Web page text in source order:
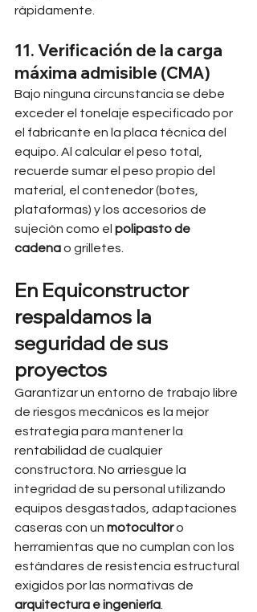
rápidamente.
11. Verificación de la carga
máxima admisible (CMA)
Bajo ninguna circunstancia se debe
exceder el tonelaje especificado por
el fabricante en la placa técnica del
equipo. Al calcular el peso total,
recuerde sumar el peso propio del
material, el contenedor (botes,
plataformas) y los accesorios de
sujeción como el polipasto de
cadena o grilletes.
En Equiconstructor
respaldamos la
seguridad de sus
proyectos
Garantizar un entorno de trabajo libre
de riesgos mecánicos es la mejor
estrategia para mantener la
rentabilidad de cualquier
constructora. No arriesgue la
integridad de su personal utilizando
equipos desgastados, adaptaciones
caseras con un motocultor o
herramientas que no cumplan con los
estándares de resistencia estructural
exigidos por las normativas de
arquitectura e ingeniería